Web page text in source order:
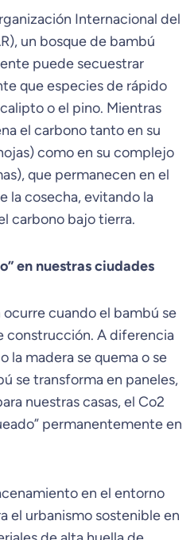
Internacional del
un bosque de bambú
puede secuestrar
que especies de rápido
o el pino. Mientras
el carbono tanto en su
como en su complejo
que permanecen en el
la cosecha, evitando la
carbono bajo tierra.
en nuestras ciudades
cuando el bambú se
construcción. A diferencia
la madera se quema o se
se transforma en paneles,
nuestras casas, el Co2
permanentemente en
en el entorno
el urbanismo sostenible en